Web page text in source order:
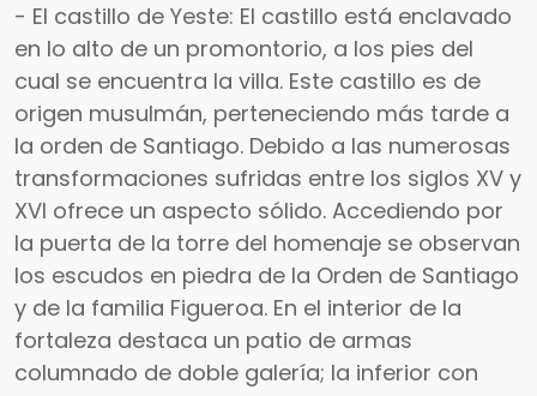
- El castillo de Yeste: El castillo está enclavado
en lo alto de un promontorio, a los pies del
cual se encuentra la villa. Este castillo es de
origen musulmán, perteneciendo más tarde a
la orden de Santiago. Debido a las numerosas
transformaciones sufridas entre los siglos XV y
XVI ofrece un aspecto sólido. Accediendo por
la puerta de la torre del homenaje se observan
los escudos en piedra de la Orden de Santiago
y de la familia Figueroa. En el interior de la
fortaleza destaca un patio de armas
columnado de doble galería; la inferior con